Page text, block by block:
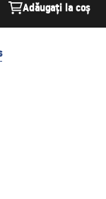
Adăugați la coș